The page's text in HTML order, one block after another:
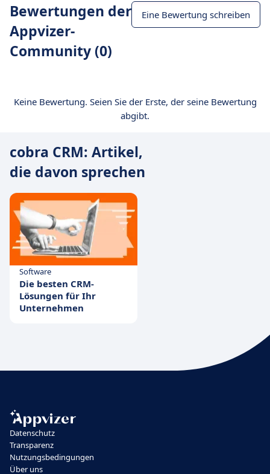
Bewertungen der
Appvizer-
Community (0)
Eine Bewertung schreiben
Keine Bewertung. Seien Sie der Erste, der seine Bewertung
abgibt.
cobra CRM: Artikel,
die davon sprechen
Software
Die besten CRM-
Lösungen für Ihr
Unternehmen
Datenschutz
Transparenz
Nutzungsbedingungen
Über uns